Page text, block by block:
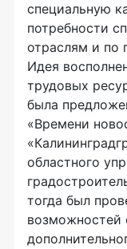
специальную
потребности
отраслям и по
Идея
трудовых
была
«Времени
областного
тогда был
возможностей